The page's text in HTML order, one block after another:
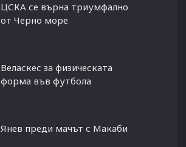
ЦСКА се върна триумфално
от Черно море
Веласкес за физическата
форма във футбола
Янев преди мачът с Макаби